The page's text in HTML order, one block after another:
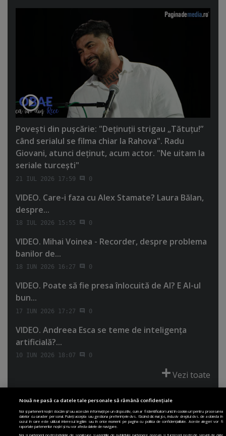
Poveşti din puşcărie: "Deţinuţii strigau „Tătuţu!”
când serialul se filma chiar la Rahova". Radu
Giovani, atunci deţinut, acum actor. "Ne uitam la
seriale turceşti"
21 IUL 2026 17:59 0
VIDEO. Care-i faza cu Alex Stamate? Laura Bălan,
despre...
18 IUL 2026 15:55 0
VIDEO. Mihai Voinea - Recorder, despre problema
banilor de...
18 IUN 2026 16:27 0
VIDEO. Poate să fie presa înlocuită de AI? E AI-ul
bun...
17 IUN 2026 17:27 0
VIDEO. Andreea Esca se teme de inteligenţa
artificială?...
10 IUN 2026 18:07 0
Vezi toate
PRIMA PAGINĂ
POLITICA DE COLECTARE ACORD COOKIE
Nouă ne pasă ca datele tale personale să rămână confidențiale
Noi și partenerii noștri stocăm și/sau accesăm informații pe un dispozitiv, cum ar fi identificatori unici în cookie-uri pentru procesarea
datelor cu caracter personal. Puteți accepta sau gestiona preferințele dvs. făcând clic mai jos, inclusiv dreptul dvs. de a obiecta în
cazul în care este utilizat interesul legitim sau în orice moment pe pagina cu politica de confidențialitate. Aceste alegeri vor fi
raportate partenerilor noștri și nu vor afecta datele de navigare.
Noi si partenerii nostri (retelele de socializare si agentiile de publicitate partenere, precum si furnizorii nostri de servicii de date